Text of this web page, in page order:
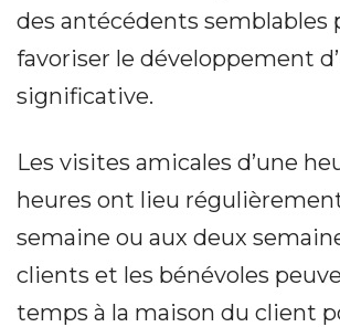
des antécédents semblables
favoriser le développement
significative.
Les visites amicales d’une
heures ont lieu
semaine ou aux deux
clients et les bénévoles
temps à la maison du client